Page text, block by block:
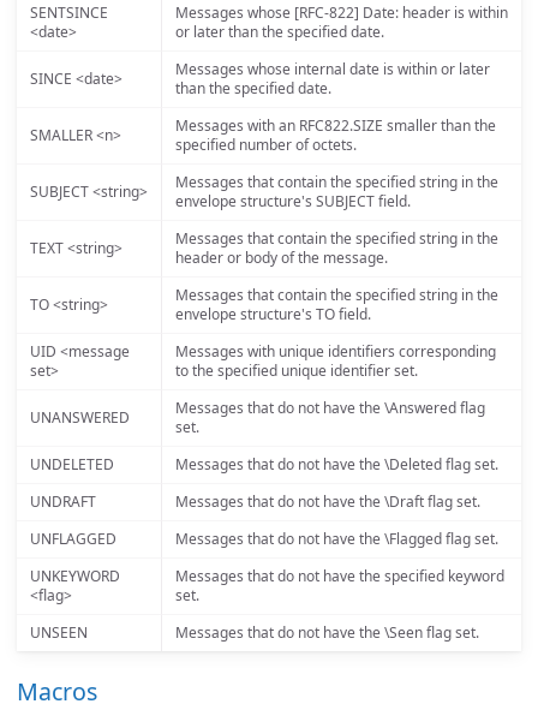
SENTSINCE
<date>
Messages whose [RFC-822] Date: header is within
or later than the specified date.
SINCE <date>
Messages whose internal date is within or later
than the specified date.
SMALLER <n>
Messages with an RFC822.SIZE smaller than the
specified number of octets.
SUBJECT <string>
Messages that contain the specified string in the
envelope structure's SUBJECT field.
TEXT <string>
Messages that contain the specified string in the
header or body of the message.
TO <string>
Messages that contain the specified string in the
envelope structure's TO field.
UID <message
set>
Messages with unique identifiers corresponding
to the specified unique identifier set.
UNANSWERED
Messages that do not have the \Answered flag
set.
UNDELETED
Messages that do not have the \Deleted flag set.
UNDRAFT
Messages that do not have the \Draft flag set.
UNFLAGGED
Messages that do not have the \Flagged flag set.
UNKEYWORD
<flag>
Messages that do not have the specified keyword
set.
UNSEEN
Messages that do not have the \Seen flag set.
Macros